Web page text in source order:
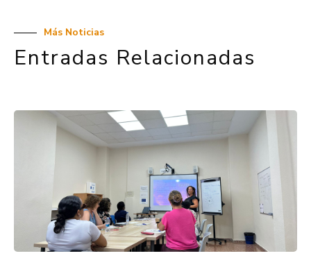
Más Noticias
Entradas Relacionadas